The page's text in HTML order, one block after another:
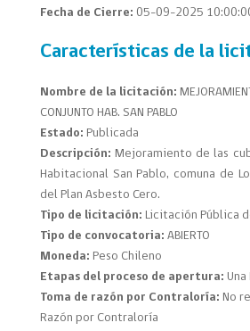
Fecha de Cierre: 05-09-2025
Características de la
Nombre de la licitación:
CONJUNTO HAB. SAN PABLO
Estado: Publicada
Descripción: Mejoramiento de las
Habitacional San Pablo, comuna de
del Plan Asbesto Cero.
Tipo de licitación: Licitación Pública
Tipo de convocatoria: ABIERTO
Moneda: Peso Chileno
Etapas del proceso de apertura:
Toma de razón por Contraloría: No
Razón por Contraloría